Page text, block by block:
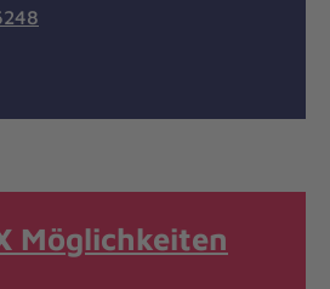
Möglichkeiten